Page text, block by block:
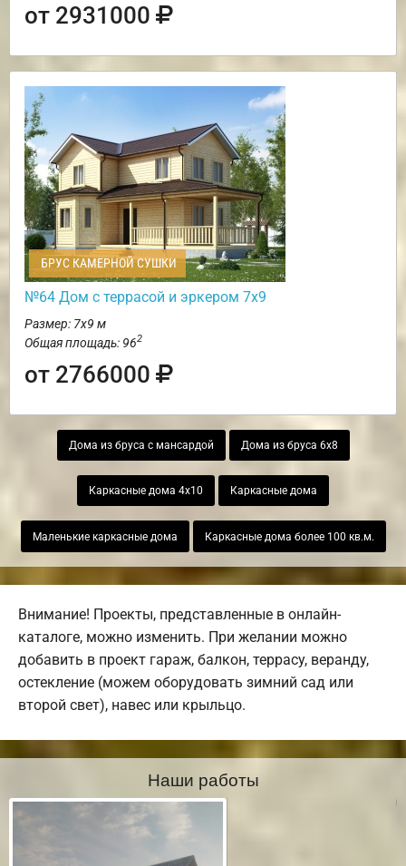
от 2931000
БРУС КАМЕРНОЙ СУШКИ
№64 Дом с террасой и эркером 7х9
Размер: 7х9 м
Общая площадь: 962
от 2766000
Дома из бруса с мансардой Дома из бруса 6х8
Каркасные дома 4х10 Каркасные дома
Маленькие каркасные дома Каркасные дома более 100 кв.м.
Внимание! Проекты, представленные в онлайн-
каталоге, можно изменить. При желании можно
добавить в проект гараж, балкон, террасу, веранду,
остекление (можем оборудовать зимний сад или
второй свет), навес или крыльцо.
Наши работы